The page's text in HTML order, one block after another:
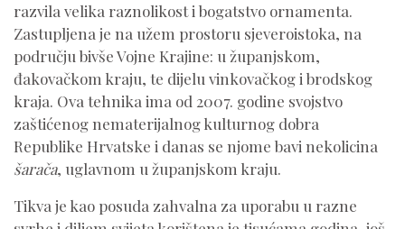
razvila velika raznolikost i bogatstvo ornamenta.
Zastupljena je na užem prostoru sjeveroistoka, na
području bivše Vojne Krajine: u županjskom,
đakovačkom kraju, te dijelu vinkovačkog i brodskog
kraja. Ova tehnika ima od 2007. godine svojstvo
zaštićenog nematerijalnog kulturnog dobra
Republike Hrvatske i danas se njome bavi nekolicina
šarača, uglavnom u županjskom kraju.
Tikva je kao posuda zahvalna za uporabu u razne